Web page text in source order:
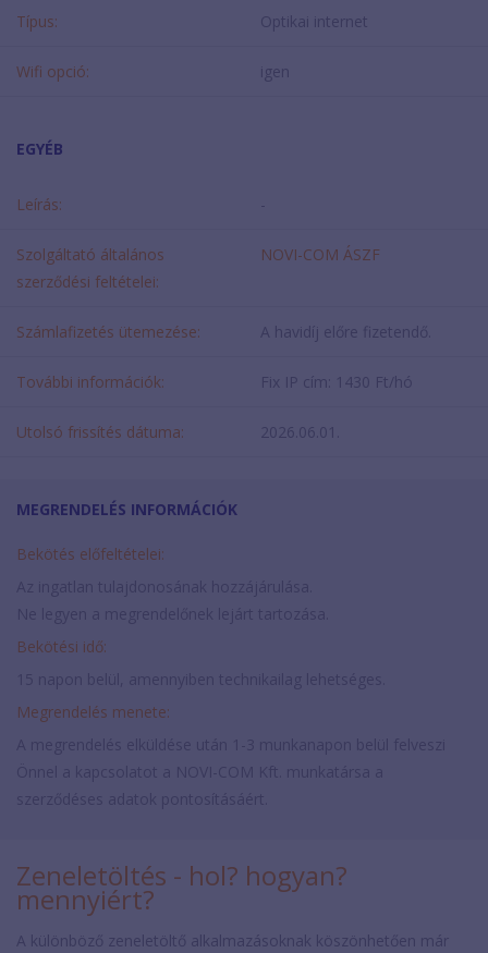
Típus: Optikai internet
Wifi opció: igen
EGYÉB
Leírás: -
Szolgáltató általános
szerződési feltételei:
NOVI-COM ÁSZF
Számlafizetés ütemezése: A havidíj előre fizetendő.
További információk: Fix IP cím: 1430 Ft/hó
Utolsó frissítés dátuma: 2026.06.01.
MEGRENDELÉS INFORMÁCIÓK
Bekötés előfeltételei:
Bekötési idő:
Megrendelés menete:
Zeneletöltés - hol? hogyan?
mennyiért?
A különböző zeneletöltő alkalmazásoknak köszönhetően már